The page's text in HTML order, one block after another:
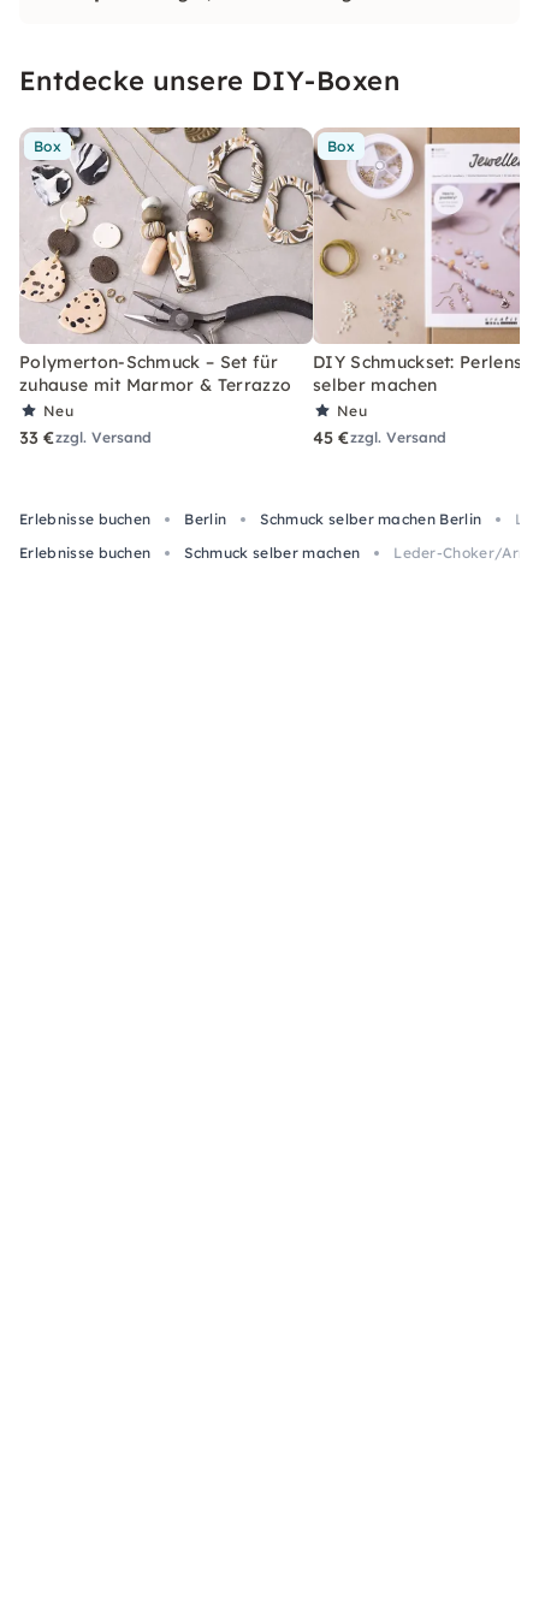
Kreation und einer tieferen Verbindung zu
Entdecke unsere DIY-Boxen
Box
Polymerton-Schmuck – Set für
zuhause mit Marmor & Terrazzo
Neu
33 €zzgl. Versand
Box
DIY Schmuckset:
selber machen
Neu
45 €zzgl. Versand
Erlebnisse buchen Berlin Schmuck selber machen Berlin
Erlebnisse buchen
Schmuck selber machen Leder-Choker/